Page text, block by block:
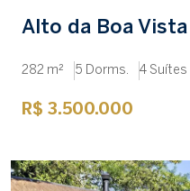
Alto da Boa Vista
282 m² 5 Dorms. 4 Suítes
R$ 3.500.000